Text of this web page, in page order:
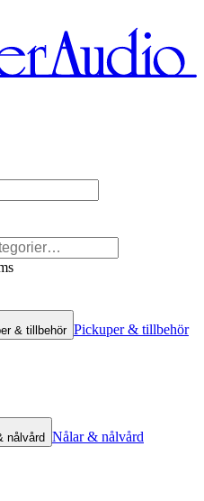
& tillbehör Pickuper & tillbehör
nålvård Nålar & nålvård